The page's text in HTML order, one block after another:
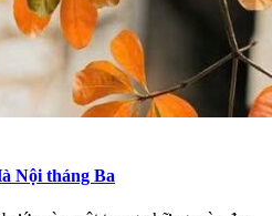
Nội tháng Ba